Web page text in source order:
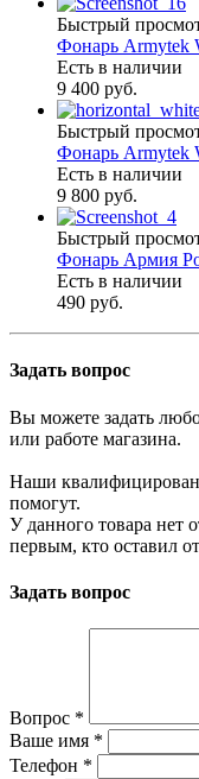
Быстрый
Фонарь Armytek
Есть в наличии
9 400 руб.
Быстрый
Фонарь Armytek
Есть в наличии
9 800 руб.
Быстрый
Фонарь Армия
Есть в наличии
490 руб.
Задать вопрос
Вы можете задать
или работе магазина.
Наши
помогут.
У данного товара нет
первым, кто оставил
Задать вопрос
Вопрос *
Ваше имя *
Телефон *